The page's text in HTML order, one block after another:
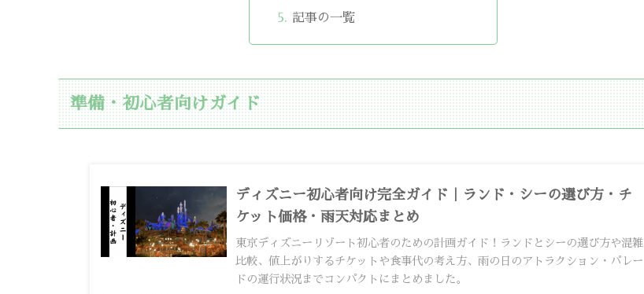
記事の一覧
準備・初心者向けガイド
ディズニー初心者向け完全ガイド｜ランド・シーの選び方・チ
ケット価格・雨天対応まとめ
東京ディズニーリゾート初心者のための計画ガイド！ランドとシーの選び方や混雑
比較、値上がりするチケットや食事代の考え方、雨の日のアトラクション・パレー
ドの運行状況までコンパクトにまとめました。